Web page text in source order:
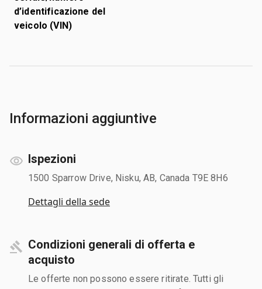
d’identificazione del
veicolo (VIN)
Informazioni aggiuntive
Ispezioni
1500 Sparrow Drive, Nisku, AB, Canada T9E 8H6
Dettagli della sede
Condizioni generali di offerta e
acquisto
Le offerte non possono essere ritirate. Tutti gli